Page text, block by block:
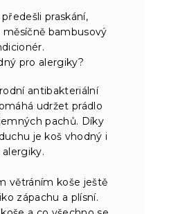
praskání,
bambusový
pro alergiky?
antibakteriální
udržet prádlo
pachů. Díky
je koš vhodný i
alergiky.
větráním koše ještě
zápachu a plísní.